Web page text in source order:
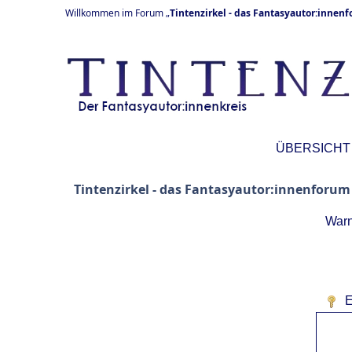
Willkommen im Forum „Tintenzirkel - das
ÜBERSICHT
Tintenzirkel - das Fantasyautor:innenforum